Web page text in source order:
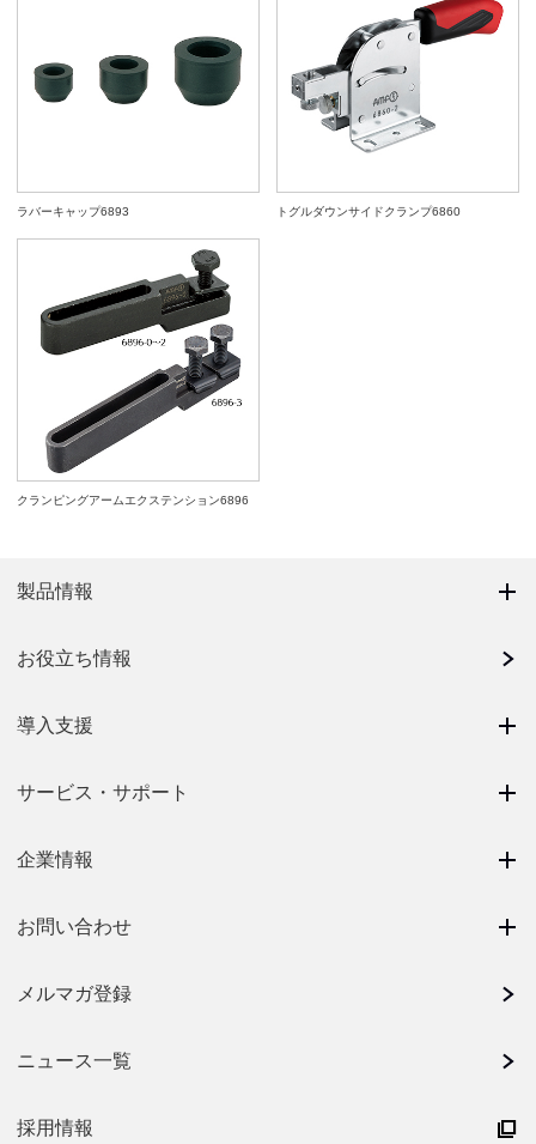
ラバーキャップ6893 トグルダウンサイドクランプ6860
クランピングアームエクステンション6896
製品情報
お役立ち情報
導入支援
サービス・サポート
企業情報
お問い合わせ
メルマガ登録
ニュース一覧
採用情報